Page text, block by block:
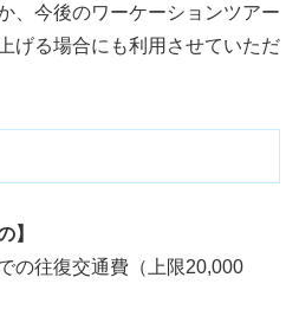
、今後のワーケーションツアー
げる場合にも利用させていただ
】
の往復交通費（上限20,000